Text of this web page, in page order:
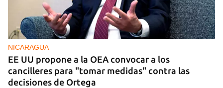
NICARAGUA
EE UU propone a la OEA convocar a los
cancilleres para "tomar medidas" contra las
decisiones de Ortega